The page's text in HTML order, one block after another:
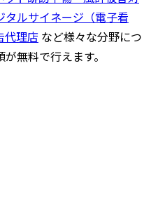
タルサイネージ（電子看
代理店 など様々な分野につ
無料で行えます。